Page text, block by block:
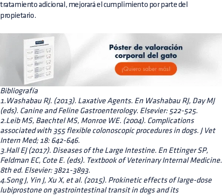
tratamiento adicional, mejorará el cumplimiento por parte del
propietario.
Bibliografía
1.Washabau RJ. (2013). Laxative Agents. En Washabau RJ, Day MJ
(eds). Canine and Feline Gastroenterology. Elsevier: 522-525.
2.Leib MS, Baechtel MS, Monroe WE. (2004). Complications
associated with 355 flexible colonoscopic procedures in dogs. J Vet
Intern Med; 18: 642-646.
3.Hall EJ (2017). Diseases of the Large Intestine. En Ettinger SP,
Feldman EC, Cote E. (eds). Textbook of Veterinary Internal Medicine.
8th ed. Elsevier: 3821-3893.
4.Song J, Yin J, Xu X, et al. (2015). Prokinetic effects of large-dose
lubiprostone on gastrointestinal transit in dogs and its